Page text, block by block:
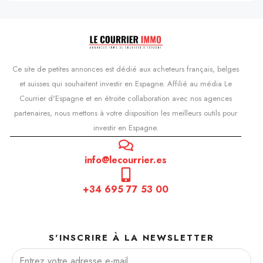
Ce site de petites annonces est dédié aux acheteurs français, belges
et suisses qui souhaitent investir en Espagne. Affilié au média Le
Courrier d'Espagne et en étroite collaboration avec nos agences
partenaires, nous mettons à votre disposition les meilleurs outils pour
investir en Espagne.
info@lecourrier.es
+34 695 77 53 00
S'INSCRIRE À LA NEWSLETTER